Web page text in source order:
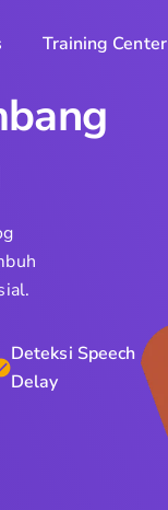
Training Center
Deteksi Speech
Delay